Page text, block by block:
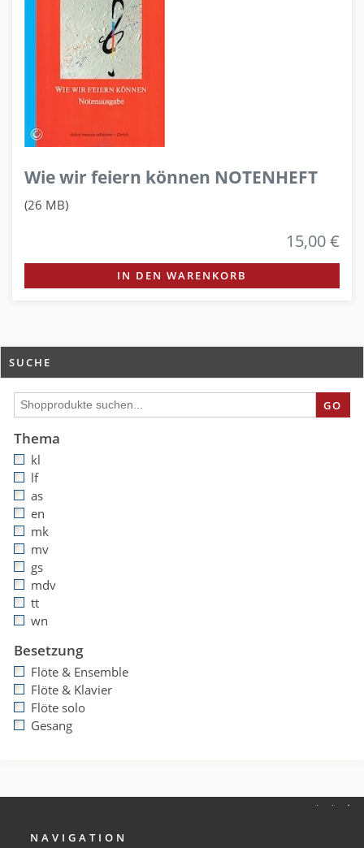
Wie wir feiern können NOTENHEFT
(26 MB)
15,00 €
IN DEN WARENKORB
SUCHE
GO
Thema
kl
lf
as
en
mk
mv
gs
mdv
tt
wn
Besetzung
Flöte & Ensemble
Flöte & Klavier
Flöte solo
Gesang
NAVIGATION